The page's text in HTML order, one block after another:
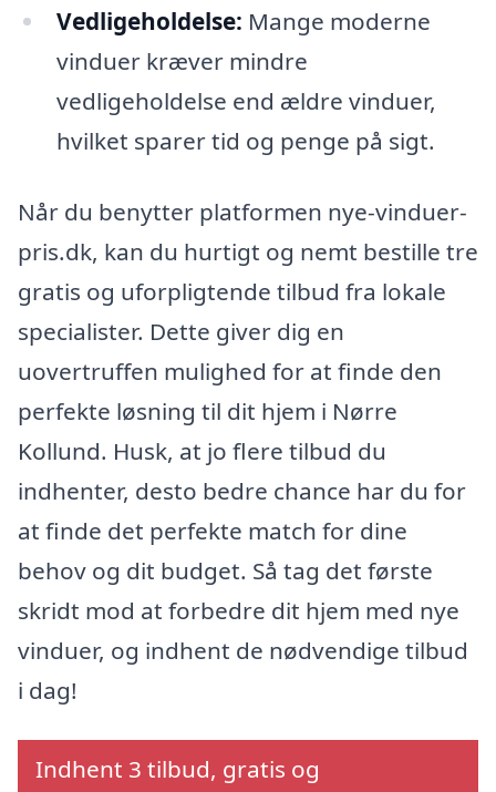
Vedligeholdelse: Mange moderne
vinduer kræver mindre
vedligeholdelse end ældre vinduer,
hvilket sparer tid og penge på sigt.
Når du benytter platformen nye-vinduer-
pris.dk, kan du hurtigt og nemt bestille tre
gratis og uforpligtende tilbud fra lokale
specialister. Dette giver dig en
uovertruffen mulighed for at finde den
perfekte løsning til dit hjem i Nørre
Kollund. Husk, at jo flere tilbud du
indhenter, desto bedre chance har du for
at finde det perfekte match for dine
behov og dit budget. Så tag det første
skridt mod at forbedre dit hjem med nye
vinduer, og indhent de nødvendige tilbud
i dag!
Indhent 3 tilbud, gratis og